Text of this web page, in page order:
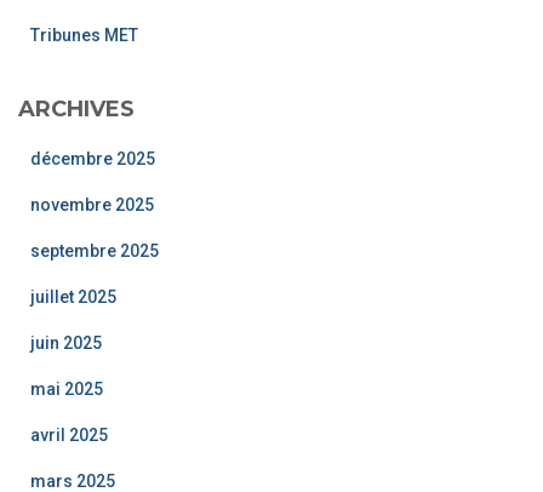
Tribunes MET
ARCHIVES
décembre 2025
novembre 2025
septembre 2025
juillet 2025
juin 2025
mai 2025
avril 2025
mars 2025